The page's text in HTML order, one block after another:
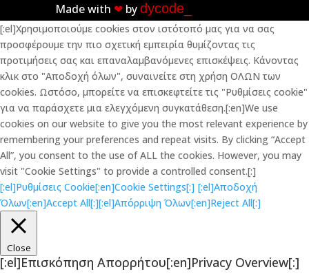
Made with ❤︎ bydycode_
[:el]Χρησιμοποιούμε cookies στον ιστότοπό μας για να σας
προσφέρουμε την πιο σχετική εμπειρία θυμίζοντας τις
προτιμήσεις σας και επαναλαμβανόμενες επισκέψεις. Κάνοντας
κλικ στο "Αποδοχή όλων", συναινείτε στη χρήση ΟΛΩΝ των
cookies. Ωστόσο, μπορείτε να επισκεφτείτε τις "Ρυθμίσεις cookie"
για να παράσχετε μια ελεγχόμενη συγκατάθεση.[:en]We use
cookies on our website to give you the most relevant experience by
remembering your preferences and repeat visits. By clicking “Accept
All”, you consent to the use of ALL the cookies. However, you may
visit "Cookie Settings" to provide a controlled consent.[:]
[:el]Ρυθμίσεις Cookie[:en]Cookie Settings[:] [:el]Αποδοχή
Όλων[:en]Accept All[:][:el]Απόρριψη Όλων[:en]Reject All[:]
Close
[:el]Επισκόπηση Απορρήτου[:en]Privacy Overview[:]